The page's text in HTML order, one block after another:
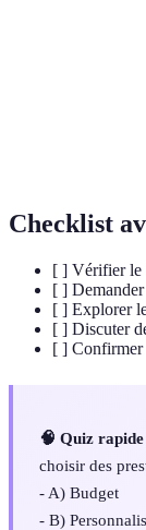
Checklist
[ ] Vérifier le
[ ] Demander
[ ] Explorer
[ ] Discuter
[ ] Confirmer
🧠 Quiz
choisir des
- A) Budget
- B)